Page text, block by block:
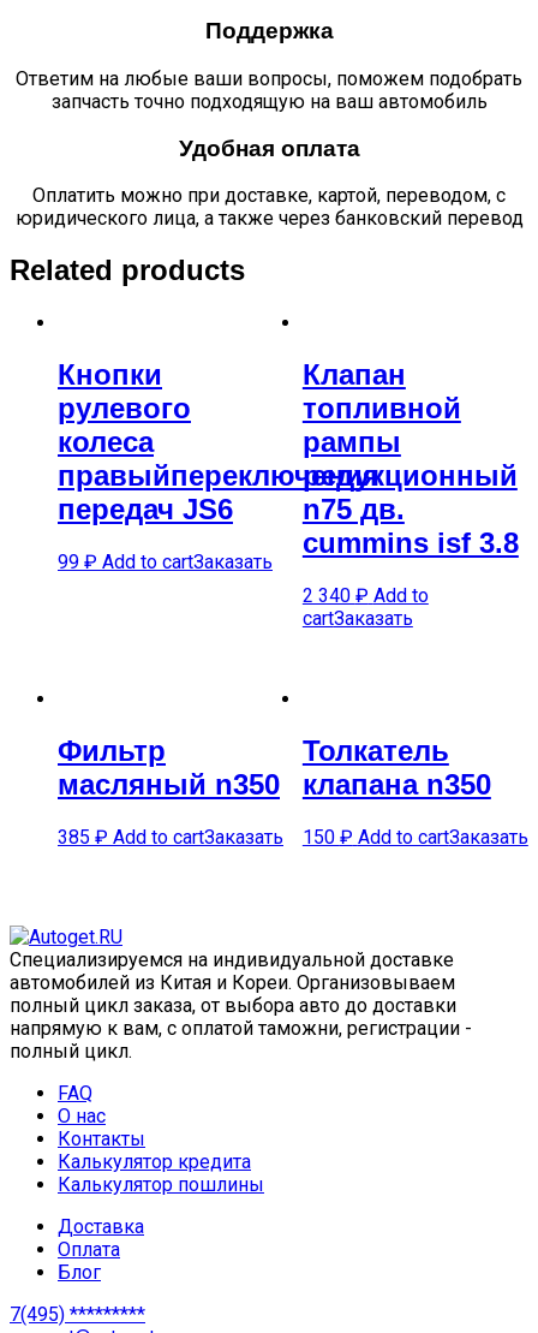
Поддержка
Ответим на любые ваши вопросы, поможем подобрать
запчасть точно подходящую на ваш автомобиль
Удобная оплата
Оплатить можно при доставке, картой, переводом, с
юридического лица, а также через банковский перевод
Related products
Кнопки
рулевого
колеса
правыйпереключения
передач JS6
99 ₽ Add to cartЗаказать
Клапан
топливной
рампы
редукционный
n75 дв.
cummins isf 3.8
2 340 ₽ Add to
cartЗаказать
Фильтр
масляный n350
385 ₽ Add to cartЗаказать
Толкатель
клапана n350
150 ₽ Add to cartЗаказать
Специализируемся на индивидуальной доставке
автомобилей из Китая и Кореи. Организовываем
полный цикл заказа, от выбора авто до доставки
напрямую к вам, с оплатой таможни, регистрации -
полный цикл.
FAQ
О нас
Контакты
Калькулятор кредита
Калькулятор пошлины
Доставка
Оплата
Блог
7(495) *********